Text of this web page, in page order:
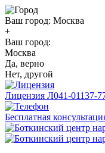
Ваш город: Москва
+
Ваш город:
Москва
Да, верно
Нет, другой
Лицензия Л041-01137-
Бесплатная